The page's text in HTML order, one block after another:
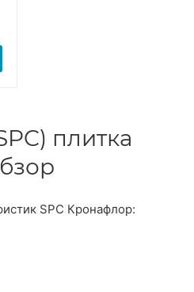
плитка
SPC Кронафлор: